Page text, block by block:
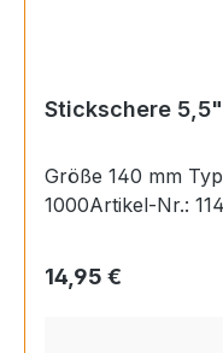
Stickschere
Größe 140 mm
Regulärer Preis:
14,95 €